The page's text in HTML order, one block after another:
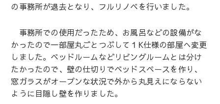
の事務所が退去となり、フルリノベを行いました。
事務所での使用だったため、お風呂などの設備がな
かったので一部屋丸ごとつぶして１K仕様の部屋へ変更
しました。ベッドルームなどリビングルームとは分け
たかったので、壁の仕切りでベッドスペースを作り、
窓ガラスがオープンな状況で外から丸見えにならない
ように目隠し壁を作りました。